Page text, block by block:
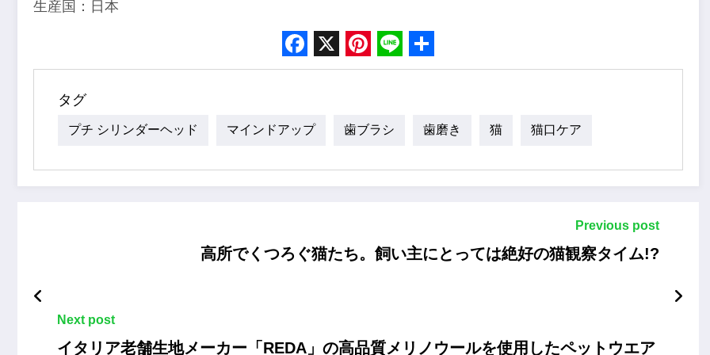
生産国：日本
Facebook
X Pinterest
LineShare
タグ
プチ シリンダーヘッド マインドアップ 歯ブラシ 歯磨き 猫 猫口ケア
Previous post
高所でくつろぐ猫たち。飼い主にとっては絶好の猫観察タイム!?
Next post
イタリア老舗生地メーカー「REDA」の高品質メリノウールを使用したペットウエア